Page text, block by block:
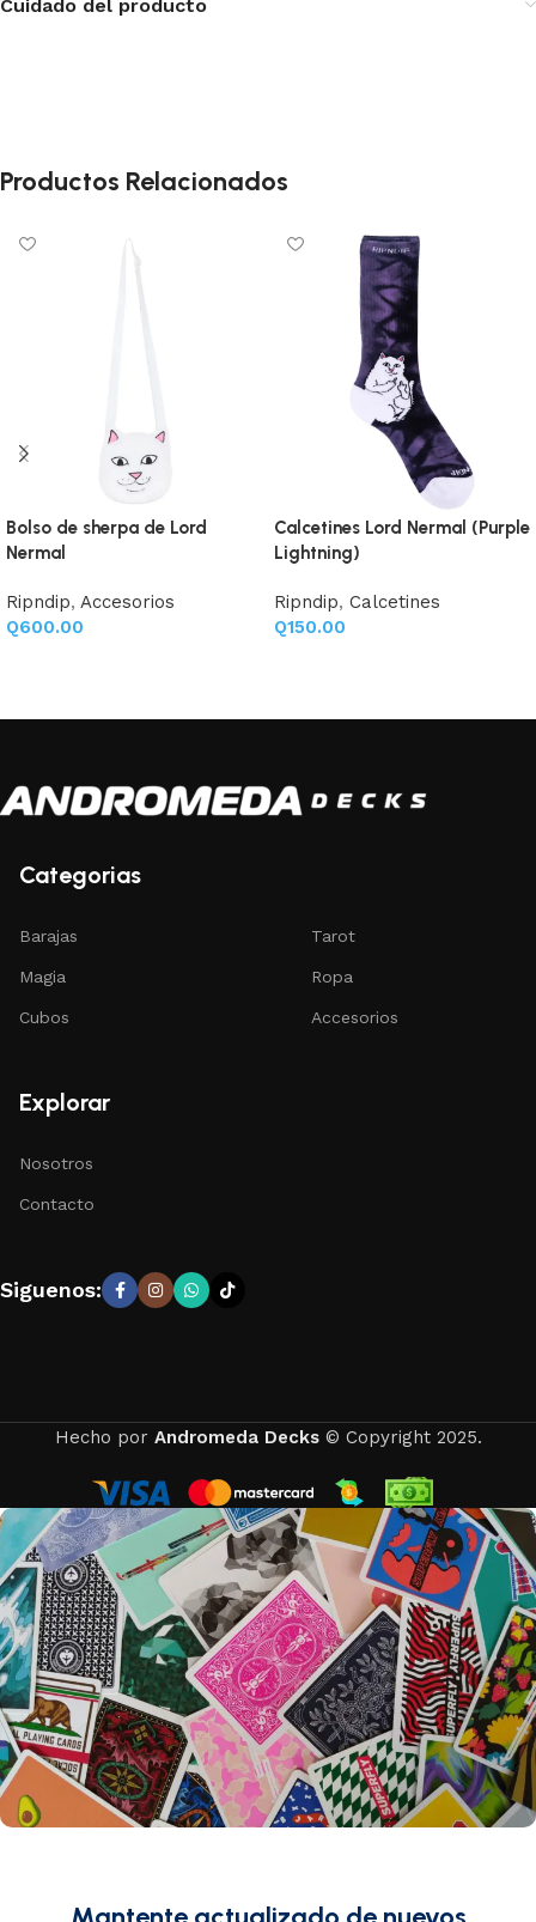
Cuidado del producto
Productos Relacionados
Bolso de sherpa de Lord
Nermal
Ripndip, Accesorios
Q600.00
Calcetines Lord Nermal (Purple
Lightning)
Ripndip, Calcetines
Q150.00
Categorias
Barajas
Magia
Cubos
Tarot
Ropa
Accesorios
Explorar
Nosotros
Contacto
Siguenos:
Hecho por Andromeda Decks© Copyright 2025.